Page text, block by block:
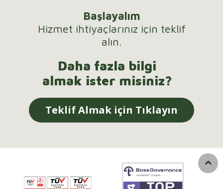
Başlayalım
Hizmet ihtiyaçlarınız için teklif
alın.
Daha fazla bilgi
almak ister misiniz?
Teklif Almak için Tıklayın